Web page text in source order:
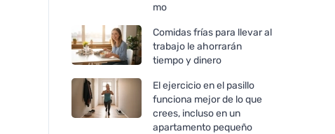
mo
Comidas frías para llevar al
trabajo le ahorrarán
tiempo y dinero
El ejercicio en el pasillo
funciona mejor de lo que
crees, incluso en un
apartamento pequeño